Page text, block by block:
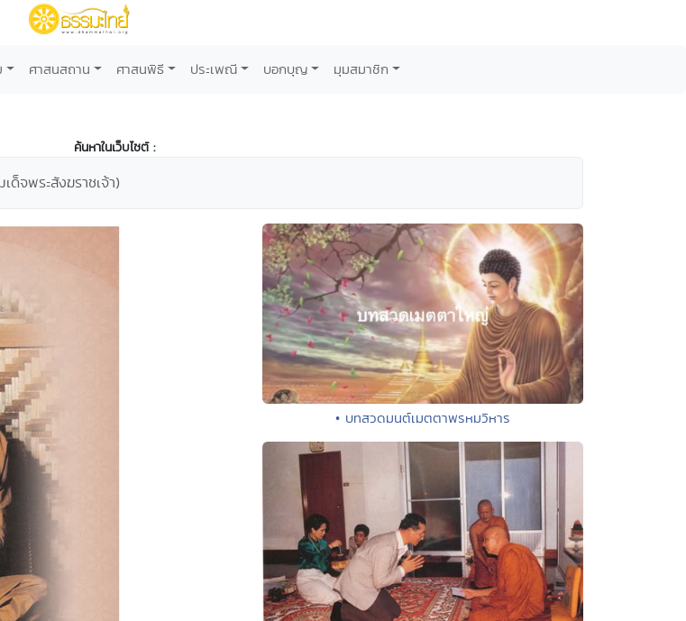
ศาสนสถาน ศาสนพิธี ประเพณี บอกบุญ มุมสมาชิก
ค้นหาในเว็บไซต์ :
ด็จพระสังฆราชเจ้า)
• บทสวดมนต์เมตตาพรหมวิหาร